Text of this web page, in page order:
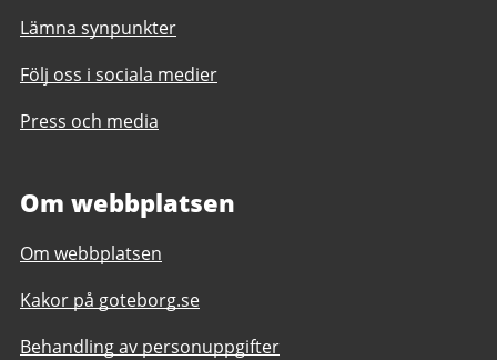
Lämna synpunkter
Följ oss i sociala medier
Press och media
Om webbplatsen
Om webbplatsen
Kakor på goteborg.se
Behandling av personuppgifter